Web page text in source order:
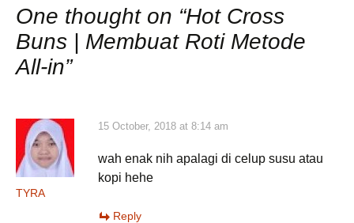
One thought on “Hot Cross
Buns | Membuat Roti Metode
All-in”
TYRA
15 October, 2018 at 8:14 am
wah enak nih apalagi di celup susu atau
kopi hehe
Reply